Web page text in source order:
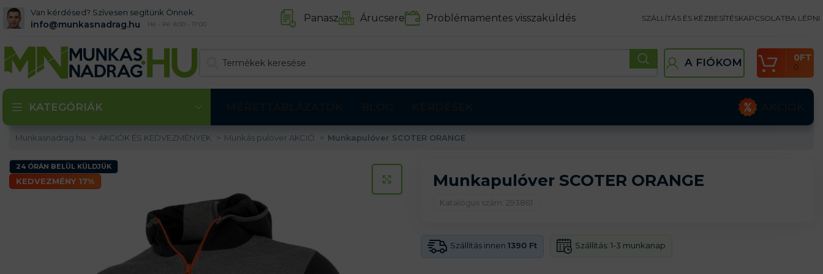
Van kérdésed? Szívesen segítünk Önnek.
info@munkasnadrag.hu Hé - Pé: 8:00 - 17:00 Panasz Árucsere Problémamentes visszaküldés SZÁLLÍTÁS ÉS KÉZBESÍTÉSKAPCSOLATBA LÉPNI
A FIÓKOM 0
0FT
KATEGÓRIÁK
Munkasnadrag.hu AKCIÓK ÉS KEDVEZMÉNYEK Munkás pulóver AKCIÓ Munkapulóver SCOTER ORANGE
24 ÓRÁN BELÜL KÜLDJÜK
KEDVEZMÉNY 17% KATTINTS A KINAGYÍTÁSHOZ
Munkapulóver SCOTER ORANGE
Katalógus szám: 293861
Szállítás innen 1390 Ft Szállítás: 1-3 munkanap